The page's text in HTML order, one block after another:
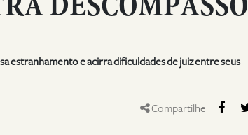
estranhamento e acirra dificuldades de juiz entre seus
Compartilhe